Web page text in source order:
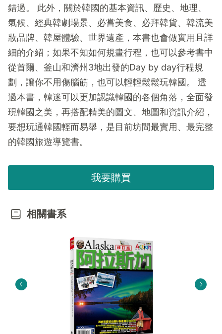
錯過。 此外，關於韓國的基本資訊、歷史、地理、
氣候、經典韓劇場景、必嘗美食、必拜韓貨、韓流美
妝品牌、韓屋體驗、世界遺產，本書也會做實用且詳
細的介紹；如果不知如何規畫行程，也可以參考書中
從首爾、釜山和濟州3地出發的Day by day行程規
劃，讓你不用傷腦筋，也可以輕輕鬆鬆玩韓國。 透
過本書，韓迷可以更加認識韓國的各個角落，全面發
現韓國之美，再搭配精美的圖文、地圖和資訊介紹，
要想玩通韓國輕而易舉，是目前坊間最實用、最完整
的韓國旅遊導覽書。
我要購買
相關書系